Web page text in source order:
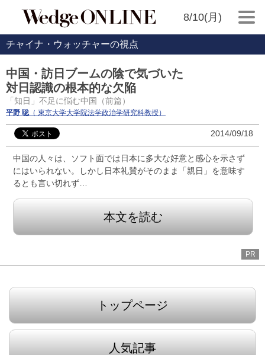
8/10(月)
チャイナ・ウォッチャーの視点
中国・訪日ブームの陰で気づいた
対日認識の根本的な欠陥
「知日」不足に悩む中国（前篇）
平野 聡 （ 東京大学大学院法学政治学研究科教授）
2014/09/18
中国の人々は、ソフト面では日本に多大な好意と感心を示さず
にはいられない。しかし日本礼賛がそのまま「親日」を意味す
るとも言い切れず…
本文を読む
PR
トップページ
人気記事